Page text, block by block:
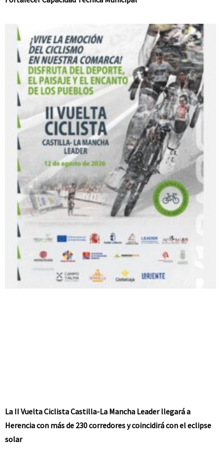
La II Vuelta Ciclista Castilla-La Mancha Leader llegará a
Herencia con más de 230 corredores y coincidirá con el eclipse
solar